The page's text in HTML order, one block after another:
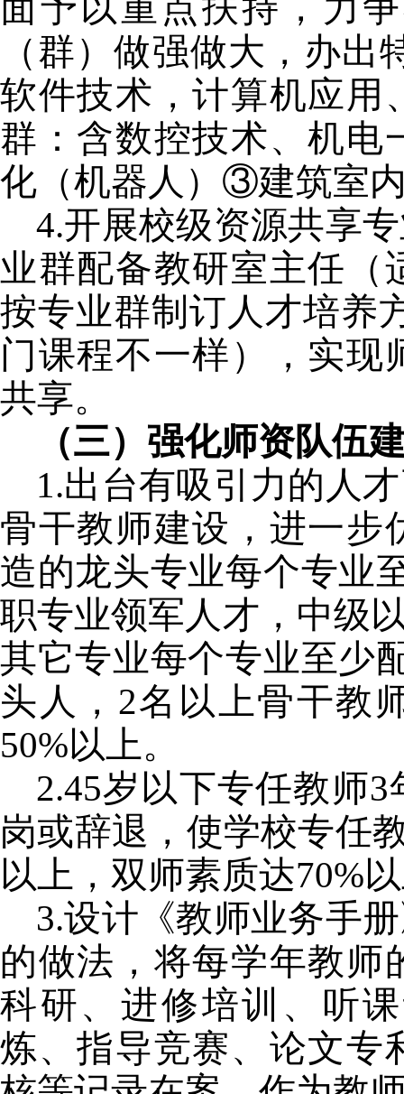
（群）做强做大，办
软件技术，计算机应
群：含数控技术、机电
化（机器人）③建筑室
4.开展校级资源共享
业群配备教研室主任（
按专业群制订人才培养
门课程不一样），实现
共享。
（三）强化师资队伍
1.出台有吸引力的人
骨干教师建设，进一步
造的龙头专业每个专业
职专业领军人才，中级
其它专业每个专业至少
头人， 2名以上骨干教
50%以上。
2.45岁以下专任教师3
岗或辞退，使学校专任
以上，双师素质达70%
3.设计《教师业务手
的做法，将每学年教师
科研、进修培训、听
炼、指导竞赛、论文专